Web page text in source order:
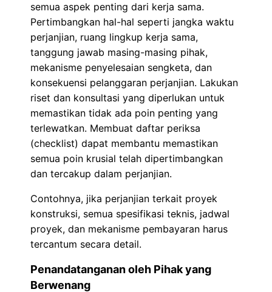
semua aspek penting dari kerja sama.
Pertimbangkan hal-hal seperti jangka waktu
perjanjian, ruang lingkup kerja sama,
tanggung jawab masing-masing pihak,
mekanisme penyelesaian sengketa, dan
konsekuensi pelanggaran perjanjian. Lakukan
riset dan konsultasi yang diperlukan untuk
memastikan tidak ada poin penting yang
terlewatkan. Membuat daftar periksa
(checklist) dapat membantu memastikan
semua poin krusial telah dipertimbangkan
dan tercakup dalam perjanjian.
Contohnya, jika perjanjian terkait proyek
konstruksi, semua spesifikasi teknis, jadwal
proyek, dan mekanisme pembayaran harus
tercantum secara detail.
Penandatanganan oleh Pihak yang
Berwenang